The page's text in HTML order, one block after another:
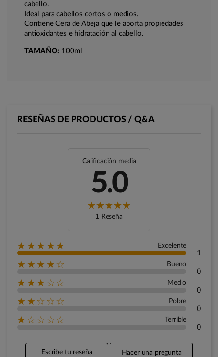
cabello.
Ideal para cabellos cortos o medios.
Contiene Cera de Abeja que le aporta propiedades
antioxidantes e hidratación al cabello.
TAMAÑO: 100ml
RESEÑAS DE PRODUCTOS / Q&A
Calificación media
5.0
1 Reseña
★★★★★ Excelente
1
★★★★☆ Bueno
0
★★★☆☆ Medio
0
★★☆☆☆ Pobre
0
★☆☆☆☆ Terrible
0
Escribe tu reseña Hacer una pregunta